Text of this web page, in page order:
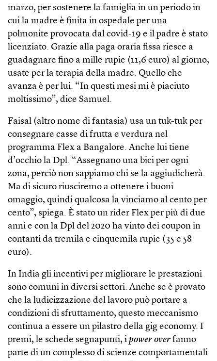
marzo, per sostenere la famiglia in un periodo in
cui la madre è finita in ospedale per una
polmonite provocata dal covid-19 e il padre è stato
licenziato. Grazie alla paga oraria fissa riesce a
guadagnare fino a mille rupie (11,6 euro) al giorno,
usate per la terapia della madre. Quello che
avanza è per lui. “In questi mesi mi è piaciuto
moltissimo”, dice Samuel.
Faisal (altro nome di fantasia) usa un tuk-tuk per
consegnare casse di frutta e verdura nel
programma Flex a Bangalore. Anche lui tiene
d’occhio la Dpl. “Assegnano una bici per ogni
zona, perciò non sappiamo chi se la aggiudicherà.
Ma di sicuro riusciremo a ottenere i buoni
omaggio, quindi qualcosa la vinciamo al cento per
cento”, spiega. È stato un rider Flex per più di due
anni e con la Dpl del 2020 ha vinto dei coupon in
contanti da tremila e cinquemila rupie (35 e 58
euro).
In India gli incentivi per migliorare le prestazioni
sono comuni in diversi settori. Anche se è provato
che la ludicizzazione del lavoro può portare a
condizioni di sfruttamento, questo meccanismo
continua a essere un pilastro della gig economy. I
premi, le schede segnapunti, i power overfanno
parte di un complesso di scienze comportamentali